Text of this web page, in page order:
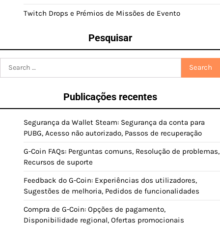
Twitch Drops e Prémios de Missões de Evento
Pesquisar
Publicações recentes
Segurança da Wallet Steam: Segurança da conta para
PUBG, Acesso não autorizado, Passos de recuperação
G-Coin FAQs: Perguntas comuns, Resolução de problemas,
Recursos de suporte
Feedback do G-Coin: Experiências dos utilizadores,
Sugestões de melhoria, Pedidos de funcionalidades
Compra de G-Coin: Opções de pagamento,
Disponibilidade regional, Ofertas promocionais